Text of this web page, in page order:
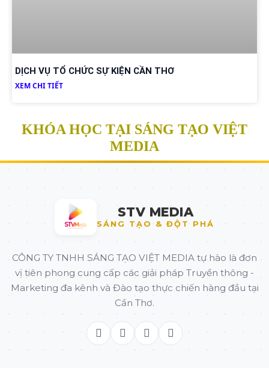
DỊCH VỤ TỔ CHỨC SỰ KIỆN CẦN THƠ
XEM CHI TIẾT
KHÓA HỌC TẠI SÁNG TẠO VIỆT
MEDIA
STV MEDIA
SÁNG TẠO & ĐỘT PHÁ
CÔNG TY TNHH SÁNG TẠO VIỆT MEDIA tự hào là đơn
vị tiên phong cung cấp các giải pháp Truyền thông -
Marketing đa kênh và Đào tạo thực chiến hàng đầu tại
Cần Thơ.